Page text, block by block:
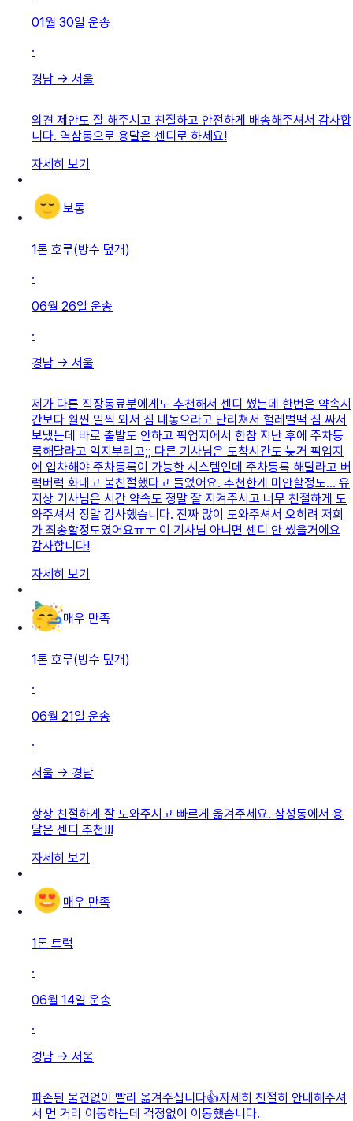
01월 30일 운송
·
경남 → 서울
의견 제안도 잘 해주시고 친절하고 안전하게 배송해주셔서 감사합
니다. 역삼동으로 용달은 센디로 하세요!
자세히 보기
보통
1톤 호루(방수 덮개)
·
06월 26일 운송
·
경남 → 서울
제가 다른 직장동료분에게도 추천해서 센디 썼는데 한번은 약속시
간보다 훨씬 일찍 와서 짐 내놓으라고 난리쳐서 헐레벌떡 짐 싸서
보냈는데 바로 출발도 안하고 픽업지에서 한참 지난 후에 주차등
록해달라고 억지부리고;; 다른 기사님은 도착시간도 늦거 픽업지
에 입차해야 주차등록이 가능한 시스템인데 주차등록 해달라고 버
럭버럭 화내고 불친절했다고 들었어요. 추천한게 미안할정도... 유
지상 기사님은 시간 약속도 정말 잘 지켜주시고 너무 친절하게 도
와주셔서 정말 감사했습니다. 진짜 많이 도와주셔서 오히려 저희
가 죄송할정도였어요ㅠㅜ 이 기사님 아니면 센디 안 썼을거에요
감사합니다!
자세히 보기
매우 만족
1톤 호루(방수 덮개)
·
06월 21일 운송
·
서울 → 경남
항상 친절하게 잘 도와주시고 빠르게 옮겨주세요. 삼성동에서 용
달은 센디 추천!!!
자세히 보기
매우 만족
1톤 트럭
·
06월 14일 운송
·
경남 → 서울
파손된 물건없이 빨리 옮겨주십니다👍자세히 친절히 안내해주셔
서 먼 거리 이동하는데 걱정없이 이동했습니다.